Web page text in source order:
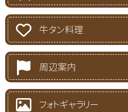
牛タン料理
周辺案内
フォトギャラリー